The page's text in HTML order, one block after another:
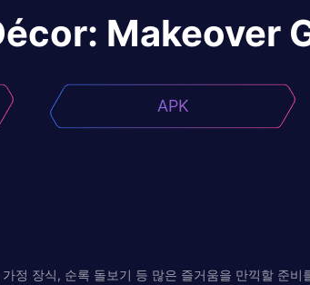
Makeover
APK
정 장식, 순록 돌보기 등 많은 즐거움을 만끽할 준비